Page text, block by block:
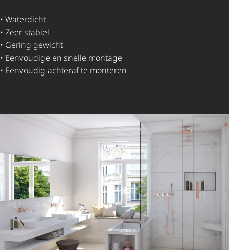
• Waterdicht
• Zeer stabiel
• Gering gewicht
• Eenvoudige en snelle montage
• Eenvoudig achteraf te monteren